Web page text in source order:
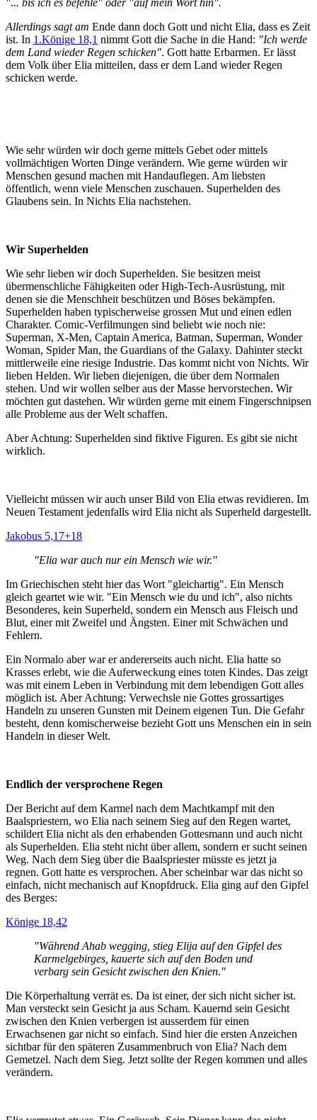
Allerdings sagt am Ende dann doch Gott und nicht Elia, dass es Zeit
ist. In 1.Könige 18,1 nimmt Gott die Sache in die Hand: "Ich werde
dem Land wieder Regen schicken". Gott hatte Erbarmen. Er lässt
dem Volk über Elia mitteilen, dass er dem Land wieder Regen
schicken werde.
Wie sehr würden wir doch gerne mittels Gebet oder mittels
vollmächtigen Worten Dinge verändern. Wie gerne würden wir
Menschen gesund machen mit Handauflegen. Am liebsten
öffentlich, wenn viele Menschen zuschauen. Superhelden des
Glaubens sein. In Nichts Elia nachstehen.
Wir Superhelden
Wie sehr lieben wir doch Superhelden. Sie besitzen meist
übermenschliche Fähigkeiten oder High-Tech-Ausrüstung, mit
denen sie die Menschheit beschützen und Böses bekämpfen.
Superhelden haben typischerweise grossen Mut und einen edlen
Charakter. Comic-Verfilmungen sind beliebt wie noch nie:
Superman, X-Men, Captain America, Batman, Superman, Wonder
Woman, Spider Man, the Guardians of the Galaxy. Dahinter steckt
mittlerweile eine riesige Industrie. Das kommt nicht von Nichts. Wir
lieben Helden. Wir lieben diejenigen, die über dem Normalen
stehen. Und wir wollen selber aus der Masse hervorstechen. Wir
möchten gut dastehen. Wir würden gerne mit einem Fingerschnipsen
alle Probleme aus der Welt schaffen.
Aber Achtung: Superhelden sind fiktive Figuren. Es gibt sie nicht
wirklich.
Vielleicht müssen wir auch unser Bild von Elia etwas revidieren. Im
Neuen Testament jedenfalls wird Elia nicht als Superheld dargestellt.
Jakobus 5,17+18
"Elia war auch nur ein Mensch wie wir."
Im Griechischen steht hier das Wort "gleichartig". Ein Mensch
gleich geartet wie wir. "Ein Mensch wie du und ich", also nichts
Besonderes, kein Superheld, sondern ein Mensch aus Fleisch und
Blut, einer mit Zweifel und Ängsten. Einer mit Schwächen und
Fehlern.
Ein Normalo aber war er andererseits auch nicht. Elia hatte so
Krasses erlebt, wie die Auferweckung eines toten Kindes. Das zeigt
was mit einem Leben in Verbindung mit dem lebendigen Gott alles
möglich ist. Aber Achtung: Verwechsle nie Gottes grossartiges
Handeln zu unseren Gunsten mit Deinem eigenen Tun. Die Gefahr
besteht, denn komischerweise bezieht Gott uns Menschen ein in sein
Handeln in dieser Welt.
Endlich der versprochene Regen
Der Bericht auf dem Karmel nach dem Machtkampf mit den
Baalspriestern, wo Elia nach seinem Sieg auf den Regen wartet,
schildert Elia nicht als den erhabenden Gottesmann und auch nicht
als Superhelden. Elia steht nicht über allem, sondern er sucht seinen
Weg. Nach dem Sieg über die Baalspriester müsste es jetzt ja
regnen. Gott hatte es versprochen. Aber scheinbar war das nicht so
einfach, nicht mechanisch auf Knopfdruck. Elia ging auf den Gipfel
des Berges:
Könige 18,42
"Während Ahab wegging, stieg Elija auf den Gipfel des
Karmelgebirges, kauerte sich auf den Boden und
verbarg sein Gesicht zwischen den Knien."
Die Körperhaltung verrät es. Da ist einer, der sich nicht sicher ist.
Man versteckt sein Gesicht ja aus Scham. Kauernd sein Gesicht
zwischen den Knien verbergen ist ausserdem für einen
Erwachsenen gar nicht so einfach. Sind hier die ersten Anzeichen
sichtbar für den späteren Zusammenbruch von Elia? Nach dem
Gemetzel. Nach dem Sieg. Jetzt sollte der Regen kommen und alles
verändern.